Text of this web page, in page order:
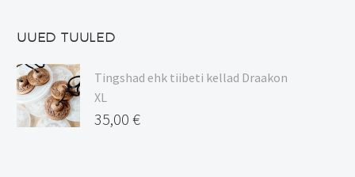
UUED TUULED
Tingshad ehk tiibeti kellad Draakon
XL
35,00 €